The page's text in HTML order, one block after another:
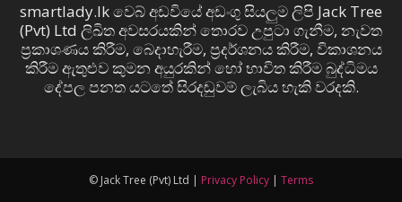
smartlady.lk වෙබ් අඩවියේ අඩංගු සියලුම ලිපි Jack Tree
(Pvt) Ltd ලිඛිත අවසරයකින් තොරව උපුටා ගැනීම, නැවත
ප්‍රකාශණය කිරීම, බෙදාහැරීම, ප්‍රදර්ශනය කිරීම, විකාශනය
කිරීම ඇතුළුව කුමන අයුරකින් හෝ භාවිත කිරීම බුද්ධිමය
දේපල පනත යටතේ සිරදඬුවම් ලැබිය හැකි වරදකි.
© Jack Tree (Pvt) Ltd | Privacy Policy Terms